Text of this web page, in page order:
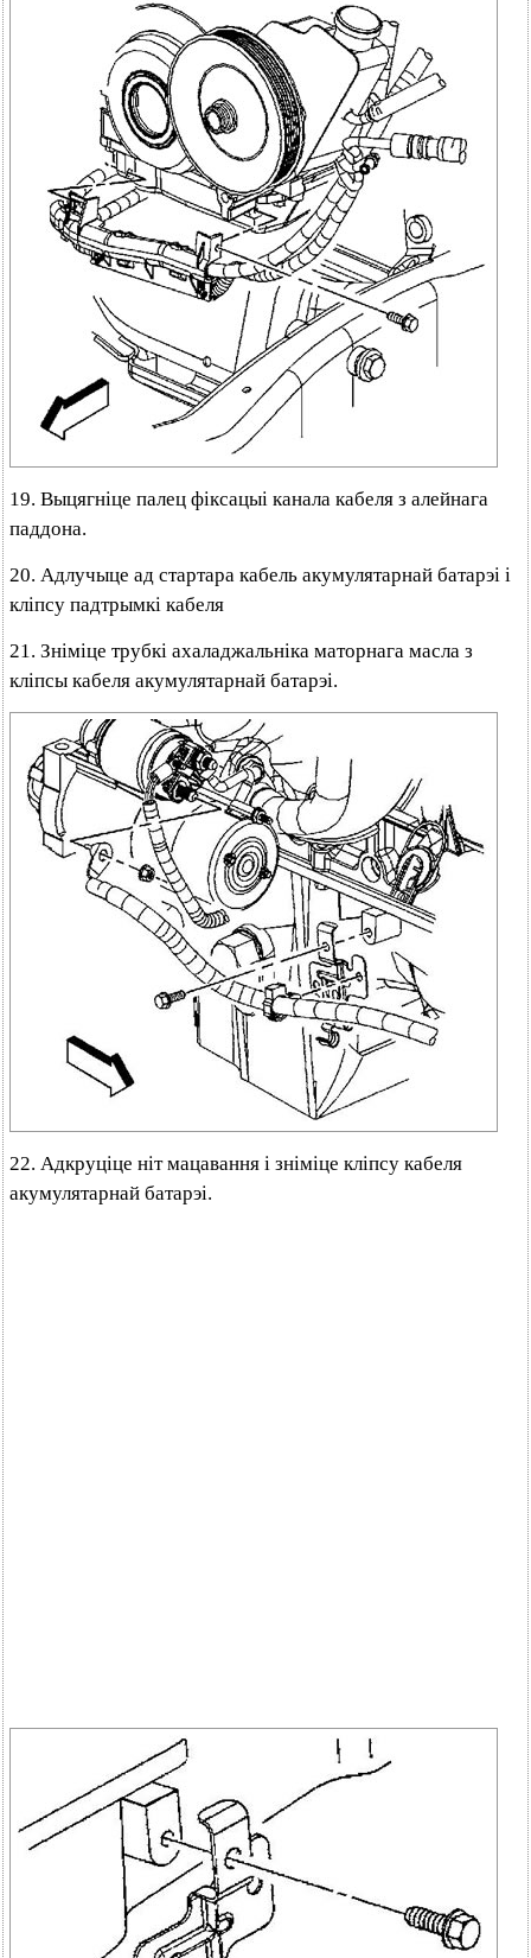
19. Выцягніце палец фіксацыі канала кабеля з алейнага
паддона.
20. Адлучыце ад стартара кабель акумулятарнай батарэі і
кліпсу падтрымкі кабеля
21. Зніміце трубкі ахаладжальніка маторнага масла з
кліпсы кабеля акумулятарнай батарэі.
22. Адкруціце ніт мацавання і зніміце кліпсу кабеля
акумулятарнай батарэі.